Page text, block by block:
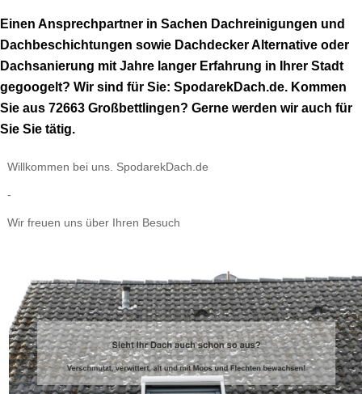
Einen Ansprechpartner in Sachen Dachreinigungen und
Dachbeschichtungen sowie Dachdecker Alternative oder
Dachsanierung mit Jahre langer Erfahrung in Ihrer Stadt
gegoogelt? Wir sind für Sie: SpodarekDach.de. Kommen
Sie aus 72663 Großbettlingen? Gerne werden wir auch für
Sie Sie tätig.
Willkommen bei uns. SpodarekDach.de
-
Wir freuen uns über Ihren Besuch